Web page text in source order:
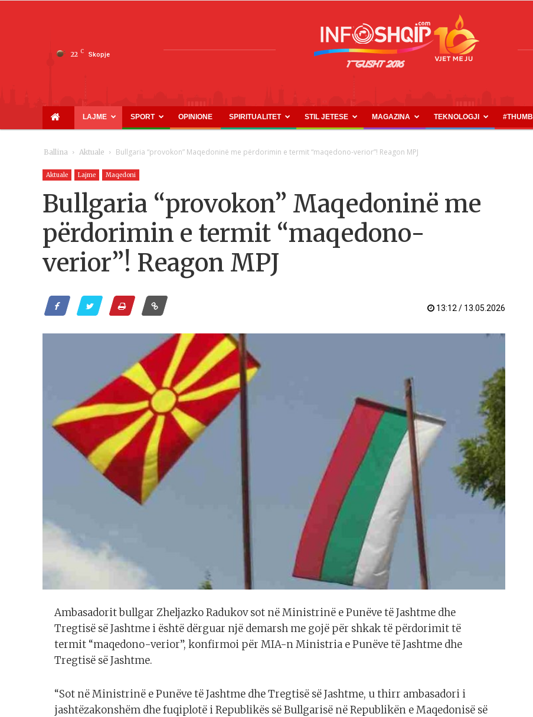
22 C Skopje
INFOSHQIP.COM
LAJME SPORT OPINIONE SPIRITUALITET STIL JETESE MAGAZINA TEKNOLOGJI #THUMB
Ballina Aktuale Bullgaria “provokon” Maqedoninë me përdorimin e termit “maqedono-verior”! Reagon MPJ
Aktuale Lajme Maqedoni
Bullgaria “provokon” Maqedoninë me
përdorimin e termit “maqedono-
verior”! Reagon MPJ
13:12 / 13.05.2026
Ambasadorit bullgar Zheljazko Radukov sot në Ministrinë e Punëve të Jashtme dhe
Tregtisë së Jashtme i është dërguar një demarsh me gojë për shkak të përdorimit të
termit “maqedono-verior”, konfirmoi për MIA-n Ministria e Punëve të Jashtme dhe
Tregtisë së Jashtme.
“Sot në Ministrinë e Punëve të Jashtme dhe Tregtisë së Jashtme, u thirr ambasadori i
jashtëzakonshëm dhe fuqiplotë i Republikës së Bullgarisë në Republikën e Maqedonisë së